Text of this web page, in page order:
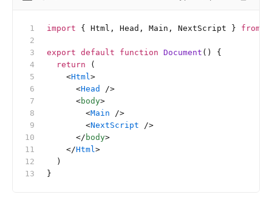
import { Html, Head, Main, NextScript } from
export default function Document () {
  return
(
    <
Html>
      <
Head
/>
      <
body>
        <
Main />
        <
NextScript />
      </
body>
    </
Html>
  )
}